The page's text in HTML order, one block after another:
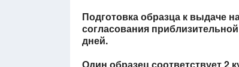
Подготовка образца к выдаче
согласования
дней.
Один образец соответствует